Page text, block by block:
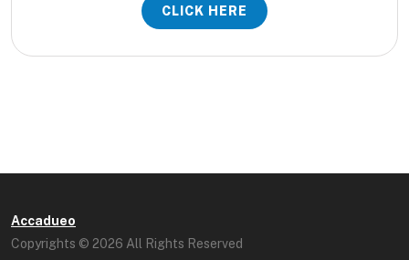
CLICK HERE
Accadueo
Copyrights © 2026 All Rights Reserved